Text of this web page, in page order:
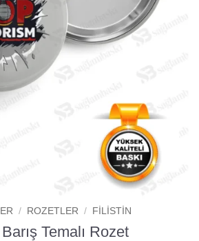
/ ROZETLER / FILISTIN
Temalı Rozet